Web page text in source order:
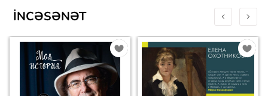
İNCƏSƏNƏT